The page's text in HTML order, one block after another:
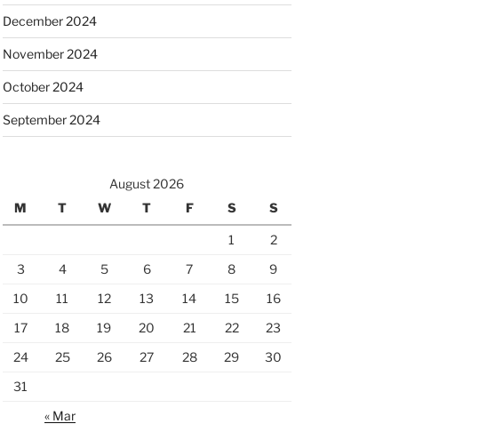
December 2024
November 2024
October 2024
September 2024
August 2026
M
T W T F S S
1
2
3
4 5 6 7 8
9
10
11 12 13 14 15
16
17
18 19 20 21 22
23
24
25 26 27 28 29
30
31
« Mar